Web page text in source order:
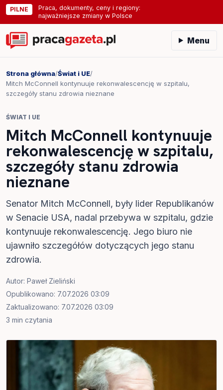
PILNE
Praca, dokumenty, ceny i regiony:
najważniejsze zmiany w Polsce
Menu
Strona główna/Świat i UE/
Mitch McConnell kontynuuje rekonwalescencję w szpitalu,
szczegóły stanu zdrowia nieznane
ŚWIAT I UE
Mitch McConnell kontynuuje
rekonwalescencję w szpitalu,
szczegóły stanu zdrowia
nieznane
Senator Mitch McConnell, były lider Republikanów
w Senacie USA, nadal przebywa w szpitalu, gdzie
kontynuuje rekonwalescencję. Jego biuro nie
ujawniło szczegółów dotyczących jego stanu
zdrowia.
Autor: Paweł Zieliński
Opublikowano: 7.07.2026 03:09
Zaktualizowano: 7.07.2026 03:09
3 min czytania